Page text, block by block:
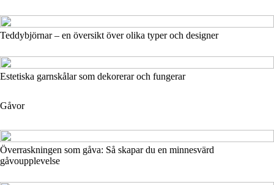
Teddybjörnar – en översikt över olika typer och designer
Estetiska garnskålar som dekorerar och fungerar
Gåvor
Överraskningen som gåva: Så skapar du en minnesvärd
gåvoupplevelse